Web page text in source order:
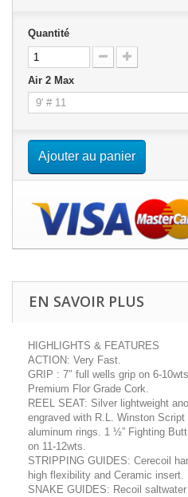
Quantité
Air 2 Max
Ajouter au panier
EN SAVOIR PLUS
HIGHLIGHTS & FEATURES
ACTION: Very Fast.
GRIP : 7″ full wells grip on 6-
Premium Flor Grade Cork.
REEL SEAT: Silver lightweight
engraved with R.L. Winston
aluminum rings. 1 ½” Fighting
on 11-12wts.
STRIPPING GUIDES: Cerecoil
high flexibility and Ceramic insert.
SNAKE GUIDES: Recoil